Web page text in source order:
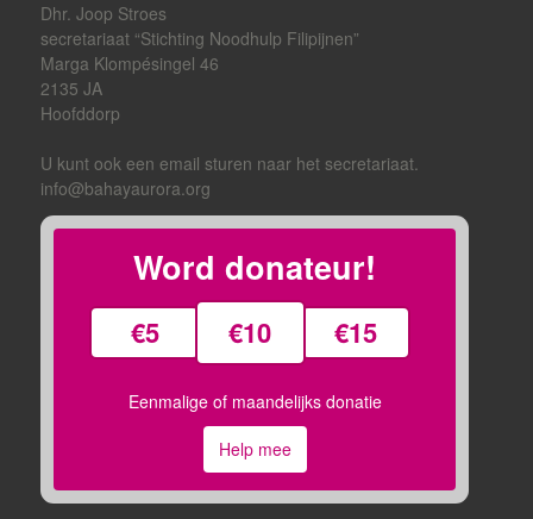
Dhr. Joop Stroes
secretariaat “Stichting Noodhulp Filipijnen”
Marga Klompésingel 46
2135 JA
Hoofddorp
U kunt ook een email sturen naar het secretariaat.
info@bahayaurora.org
Word donateur!
€5 €10 €15
Eenmalige of maandelijks donatie
Help mee